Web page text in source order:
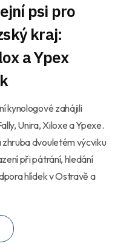
psi pro
kraj:
a Ypex
kynologové zahájili
Unira, Xiloxe a Ypexe.
dvouletém výcviku
při pátrání, hledání
hlídek v Ostravě a